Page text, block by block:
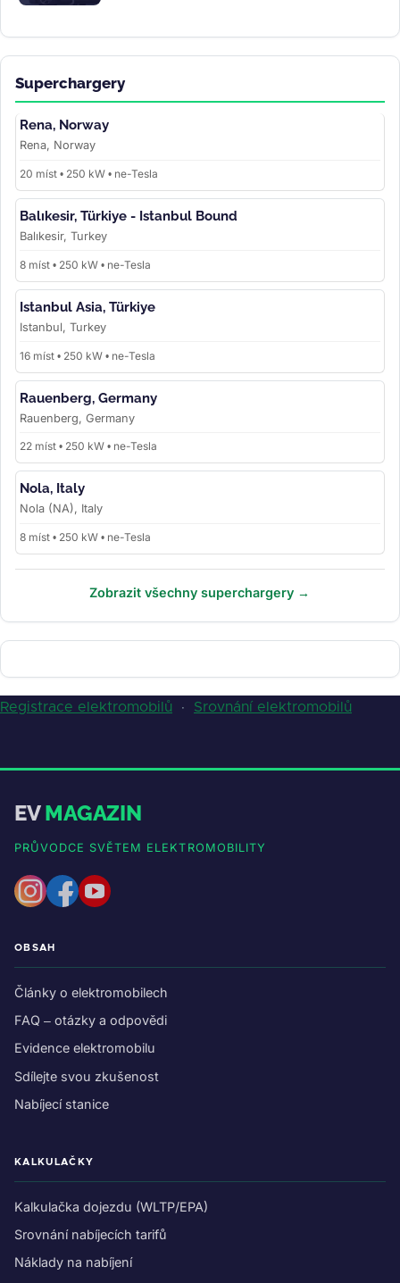
Superchargery
Rena, Norway
Rena, Norway
20 míst • 250 kW • ne-Tesla
Balıkesir, Türkiye - Istanbul Bound
Balıkesir, Turkey
8 míst • 250 kW • ne-Tesla
Istanbul Asia, Türkiye
Istanbul, Turkey
16 míst • 250 kW • ne-Tesla
Rauenberg, Germany
Rauenberg, Germany
22 míst • 250 kW • ne-Tesla
Nola, Italy
Nola (NA), Italy
8 míst • 250 kW • ne-Tesla
Zobrazit všechny superchargery →
Registrace elektromobilů · Srovnání elektromobilů
EVMAGAZIN
PRŮVODCE SVĚTEM ELEKTROMOBILITY
OBSAH
Články o elektromobilech
FAQ – otázky a odpovědi
Evidence elektromobilu
Sdílejte svou zkušenost
Nabíjecí stanice
KALKULAČKY
Kalkulačka dojezdu (WLTP/EPA)
Srovnání nabíjecích tarifů
Náklady na nabíjení